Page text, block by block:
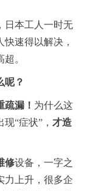
日本工人一时无
速得以解决，
。
呢？
漏！ 为什么这
“症状”， 才造
修设备，一字之
力上升，很多企